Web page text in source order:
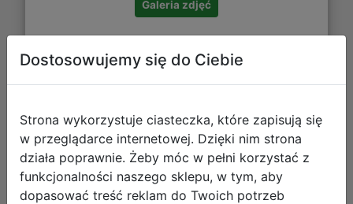
Galeria zdjęć
Paso Zestaw Szkolny 4el. Iron Man
Tornister AV25VV-525 + Piórnik
AV25VV-P001BW + Worek AV25VV-
712 + Torba AV25VV-074
Dostosowujemy się do Ciebie
Strona wykorzystuje ciasteczka, które zapisują się
w przeglądarce internetowej. Dzięki nim strona
działa poprawnie. Żeby móc w pełni korzystać z
funkcjonalności naszego sklepu, w tym, aby
dopasować treść reklam do Twoich potrzeb